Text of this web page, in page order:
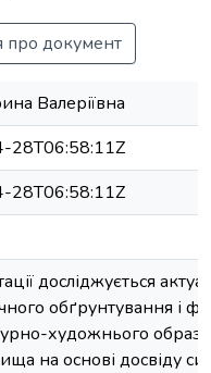
про документ
Валеріївна
28T06:58:11Z
28T06:58:11Z
досліджується
обґрунтування і
художнього образу
на основі досвіду